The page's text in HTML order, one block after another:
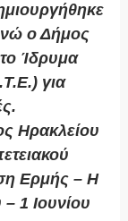
ο Δήμος
Ίδρυμα
για
Ηρακλείου
Ερμής – Η
1 Ιουνίου